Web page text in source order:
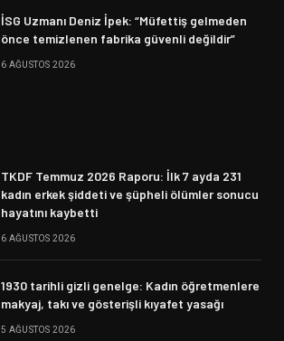
İSG Uzmanı Deniz İpek: “Müfettiş gelmeden
önce temizlenen fabrika güvenli değildir”
6 AĞUSTOS 2026
TKDF Temmuz 2026 Raporu: İlk 7 ayda 231
kadın erkek şiddeti ve şüpheli ölümler sonucu
hayatını kaybetti
6 AĞUSTOS 2026
1930 tarihli gizli genelge: Kadın öğretmenlere
makyaj, takı ve gösterişli kıyafet yasağı
5 AĞUSTOS 2026